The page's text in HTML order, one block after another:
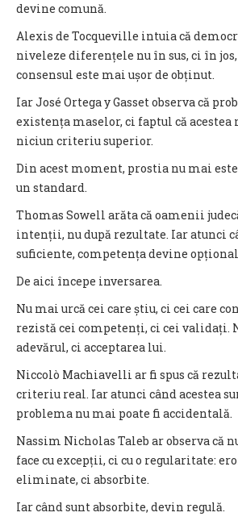
devine comună.
Alexis de Tocqueville intuia că
niveleze diferențele nu în sus, ci în jos,
consensul este mai ușor de obținut.
Iar José Ortega y Gasset observa că
existența maselor, ci faptul că acestea
niciun criteriu superior.
Din acest moment, prostia nu mai
un standard.
Thomas Sowell arăta că oamenii
intenții, nu după rezultate. Iar atunci
suficiente, competența devine
De aici începe inversarea.
Nu mai urcă cei care știu, ci cei care
rezistă cei competenți, ci cei validați.
adevărul, ci acceptarea lui.
Niccolò Machiavelli ar fi spus că
criteriu real. Iar atunci când acestea
problema nu mai poate fi accidentală.
Nassim Nicholas Taleb ar observa că
face cu excepții, ci cu o regularitate:
eliminate, ci absorbite.
Iar când sunt absorbite, devin regulă.